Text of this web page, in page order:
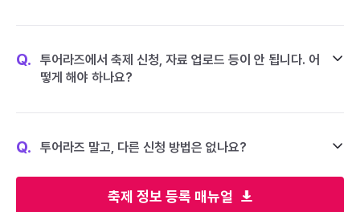
축제 정보 등록 매뉴얼
Q.
투어라즈에서 축제 신청, 자료 업로드 등이 안 됩니다. 어
떻게 해야 하나요?
Q. 투어라즈 말고, 다른 신청 방법은 없나요?